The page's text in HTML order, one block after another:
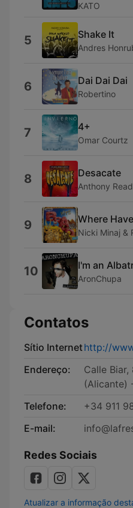
KATO
5 Shake It
Andres
6 Dai Dai Dai
Robertino
7 4+
Omar Courtz
8 Desacate
Anthony
9 Where
Nicki Minaj &
10 I'm an
AronChupa
Contatos
Sítio Internethttp://
Endereço:
Calle
(Alicante)
Telefone:
+34 911
E-mail:
Redes Sociais
Atualizar a informação